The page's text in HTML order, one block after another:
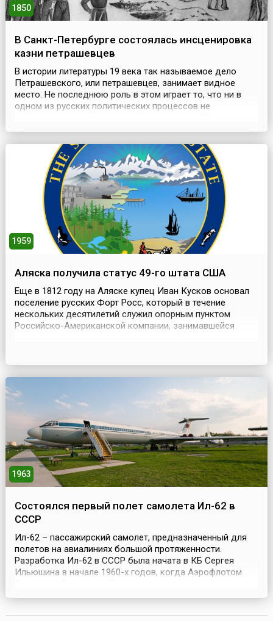
1850
В Санкт-Петербурге состоялась инсценировка
казни петрашевцев
В истории литературы 19 века так называемое дело
Петрашевского, или петрашевцев, занимает видное
место. Не последнюю роль в этом играет то, что ни в
одном из русских политических процессов не
самого Петрашевского, издавшего под псевдонимом
были замешаны писатели — Достоевский, Плещеев,
Пальм, Дур...
1959
Аляска получила статус 49-го штата США
Еще в 1812 году на Аляске купец Иван Кусков основал
поселение русских Форт Росс, который в течение
нескольких десятилетий служил опорным пунктом
Российско-Американской компании, занимавшейся
1963
Состоялся первый полет самолета Ил-62 в
СССР
Ил-62 – пассажирский самолет, предназначенный для
полетов на авиалиниях большой протяженности.
Разработка Ил-62 в СССР была начата в КБ Сергея
Ильюшина в начале 1960-х годов, когда Аэрофлотом
самолету, способному совершить беспосадочный
сконструирован на 165 мест, с двигателями НК-8.